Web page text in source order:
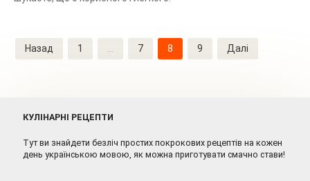
Навігація
записів
Назад 1 … 7 8 9 Далі
КУЛІНАРНІ РЕЦЕПТИ
Тут ви знайдети безліч простих покрокових рецептів на кожен
день українською мовою, як можна приготувати смачно стави!